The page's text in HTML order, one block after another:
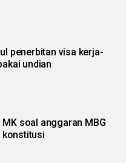
penerbitan visa kerja-
undian
MK soal anggaran MBG
konstitusi